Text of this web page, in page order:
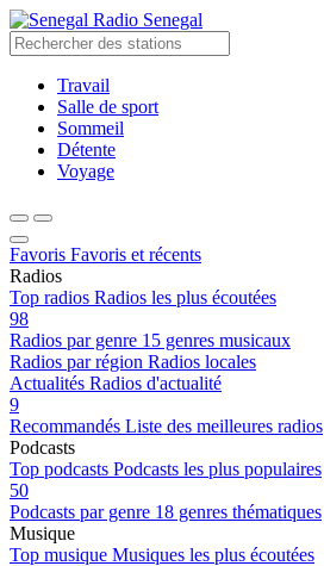
Radio Senegal
Travail
Salle de sport
Sommeil
Détente
Voyage
Favoris Favoris et récents
Radios
Top radios Radios les plus écoutées
98
Radios par genre 15 genres musicaux
Radios par région Radios locales
Actualités Radios d'actualité
9
Recommandés Liste des meilleures radios
Podcasts
Top podcasts Podcasts les plus populaires
50
Podcasts par genre 18 genres thématiques
Musique
Top musique Musiques les plus écoutées